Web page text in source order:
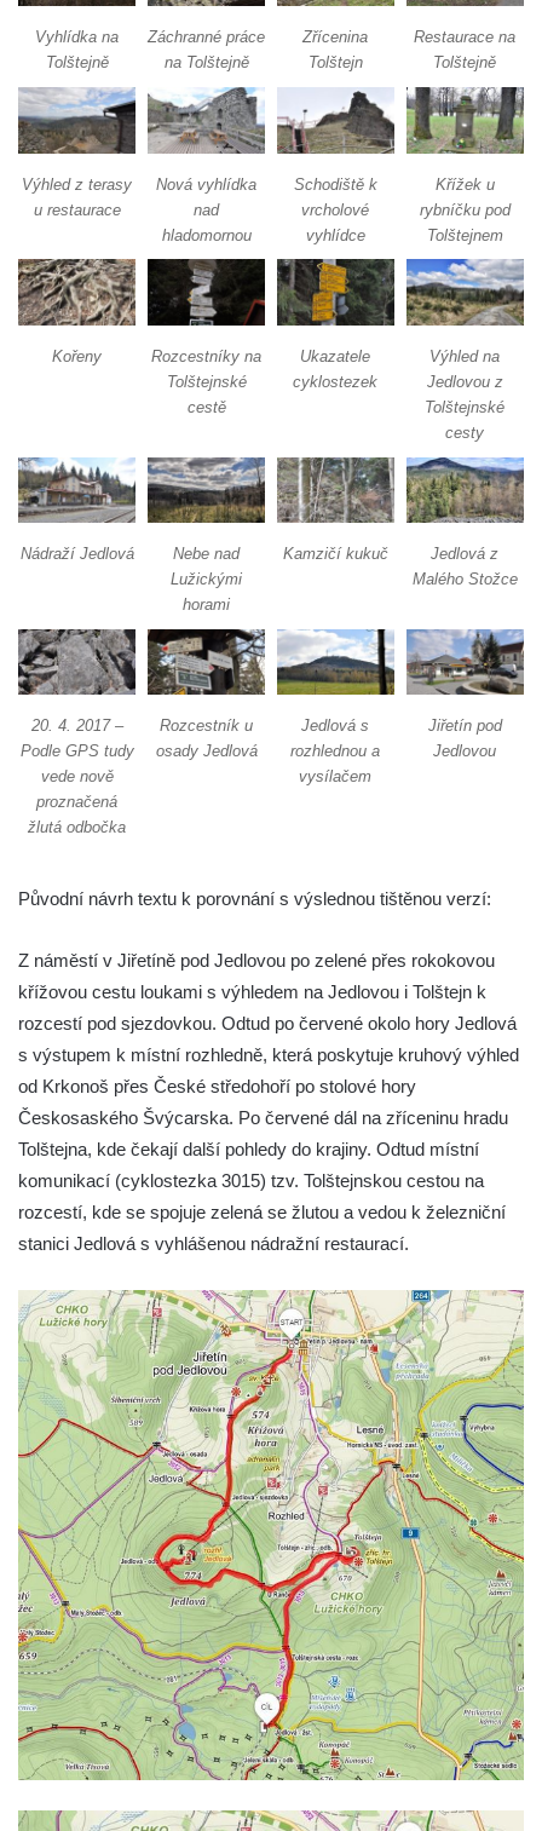
Vyhlídka na
Tolštejně
Záchranné práce
na Tolštejně
Zřícenina
Tolštejn
Restaurace na
Tolštejně
Výhled z terasy
u restaurace
Nová vyhlídka
nad
hladomornou
Schodiště k
vrcholové
vyhlídce
Křížek u
rybníčku pod
Tolštejnem
Kořeny
Rozcestníky na
Tolštejnské
cestě
Ukazatele
cyklostezek
Výhled na
Jedlovou z
Tolštejnské
cesty
Nádraží Jedlová
Nebe nad
Lužickými
horami
Kamzičí kukuč
Jedlová z
Malého Stožce
20. 4. 2017 –
Podle GPS tudy
vede nově
proznačená
žlutá odbočka
Rozcestník u
osady Jedlová
Jedlová s
rozhlednou a
vysílačem
Jiřetín pod
Jedlovou
Původní návrh textu k porovnání s výslednou tištěnou verzí:
Z náměstí v Jiřetíně pod Jedlovou po zelené přes rokokovou
křížovou cestu loukami s výhledem na Jedlovou i Tolštejn k
rozcestí pod sjezdovkou. Odtud po červené okolo hory Jedlová
s výstupem k místní rozhledně, která poskytuje kruhový výhled
od Krkonoš přes České středohoří po stolové hory
Českosaského Švýcarska. Po červené dál na zříceninu hradu
Tolštejna, kde čekají další pohledy do krajiny. Odtud místní
komunikací (cyklostezka 3015) tzv. Tolštejnskou cestou na
rozcestí, kde se spojuje zelená se žlutou a vedou k železniční
stanici Jedlová s vyhlášenou nádražní restaurací.